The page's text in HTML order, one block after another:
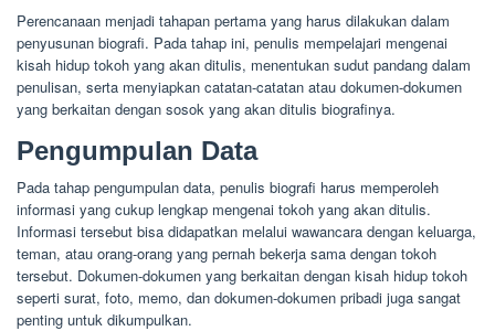
Perencanaan menjadi tahapan pertama yang harus dilakukan dalam
penyusunan biografi. Pada tahap ini, penulis mempelajari mengenai
kisah hidup tokoh yang akan ditulis, menentukan sudut pandang dalam
penulisan, serta menyiapkan catatan-catatan atau dokumen-dokumen
yang berkaitan dengan sosok yang akan ditulis biografinya.
Pengumpulan Data
Pada tahap pengumpulan data, penulis biografi harus memperoleh
informasi yang cukup lengkap mengenai tokoh yang akan ditulis.
Informasi tersebut bisa didapatkan melalui wawancara dengan keluarga,
teman, atau orang-orang yang pernah bekerja sama dengan tokoh
tersebut. Dokumen-dokumen yang berkaitan dengan kisah hidup tokoh
seperti surat, foto, memo, dan dokumen-dokumen pribadi juga sangat
penting untuk dikumpulkan.